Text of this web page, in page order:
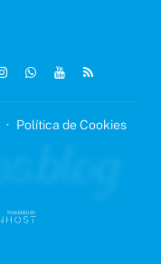
· Política de Cookies